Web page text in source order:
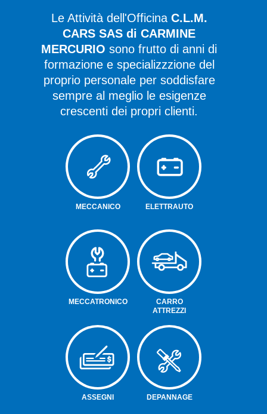
Le Attività dell'Officina C.L.M.
CARS SAS di CARMINE
MERCURIO sono frutto di anni di
formazione e specializzzione del
proprio personale per soddisfare
sempre al meglio le esigenze
crescenti dei propri clienti.
MECCANICO ELETTRAUTO
MECCATRONICO
CARRO
ATTREZZI
ASSEGNI DEPANNAGE